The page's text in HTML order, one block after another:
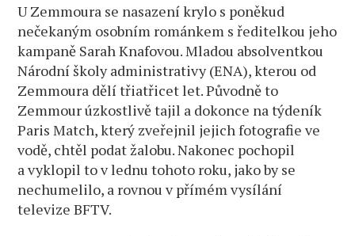
U Zemmoura se nasazení krylo s poněkud
nečekaným osobním románkem s ředitelkou jeho
kampaně Sarah Knafovou. Mladou absolventkou
Národní školy administrativy (ENA), kterou od
Zemmoura dělí třiatřicet let. Původně to
Zemmour úzkostlivě tajil a dokonce na týdeník
Paris Match, který zveřejnil jejich fotografie ve
vodě, chtěl podat žalobu. Nakonec pochopil
a vyklopil to v lednu tohoto roku, jako by se
nechumelilo, a rovnou v přímém vysílání
televize BFTV.